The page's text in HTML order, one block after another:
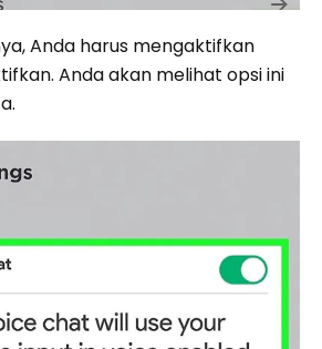
Anda harus mengaktifkan
Anda akan melihat opsi ini